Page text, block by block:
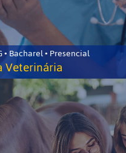
• Bacharel • Presencial
Veterinária